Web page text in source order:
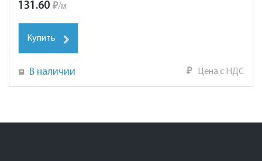
131.60 ₽/м
Купить
В наличии ₽ Цена с НДС